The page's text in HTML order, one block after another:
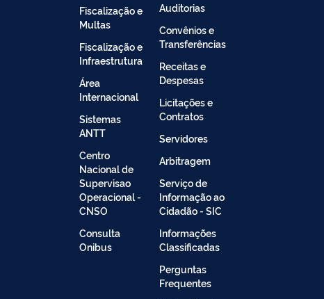
Fiscalização e
Multas
Fiscalização e
Infraestrutura
Área
Internacional
Sistemas
ANTT
Centro
Nacional de
Supervisao
Operacional -
CNSO
Consulta
Onibus
Auditorias
Convênios e
Transferências
Receitas e
Despesas
Licitações e
Contratos
Servidores
Arbitragem
Serviço de
Informação ao
Cidadão - SIC
Informações
Classificadas
Perguntas
Frequentes